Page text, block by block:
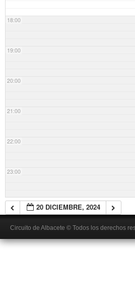
18:00
19:00
20:00
21:00
22:00
23:00
20 DICIEMBRE, 2024
Circuito de Albacete © Todos los derechos